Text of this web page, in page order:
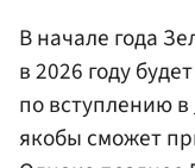
В начале года
в 2026 году
по вступлению в
якобы сможет